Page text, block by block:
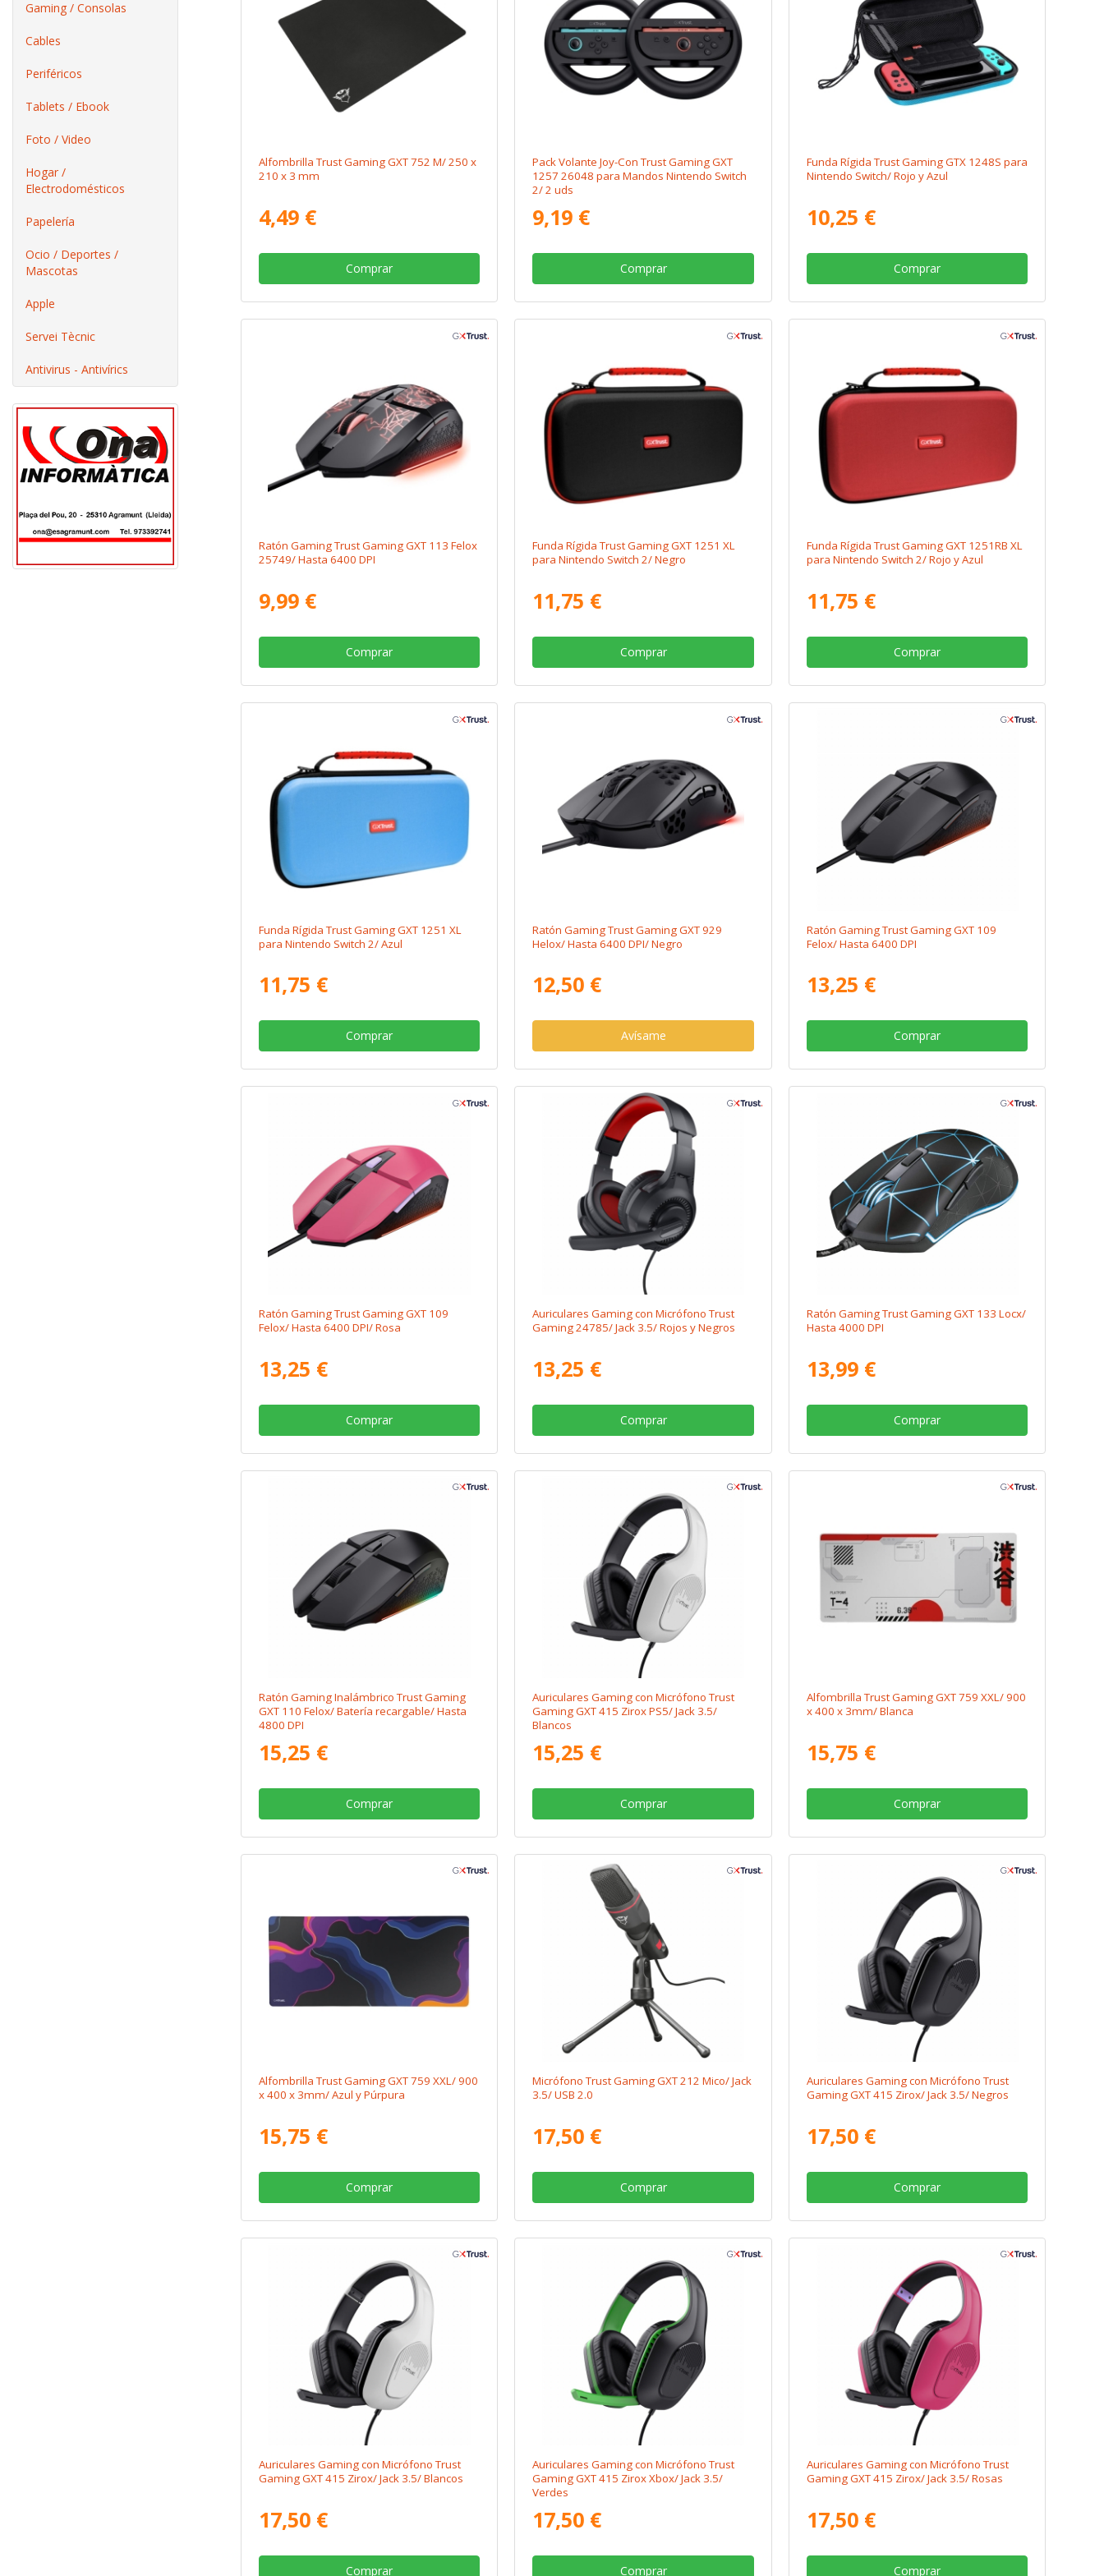
Gaming / Consolas
Cables
Periféricos
Tablets / Ebook
Foto / Video
Hogar /
Electrodomésticos
Papelería
Ocio / Deportes /
Mascotas
Apple
Servei Tècnic
Antivirus - Antivírics
Alfombrilla Trust Gaming GXT 752 M/ 250 x
210 x 3 mm
4,49 €
Comprar
Pack Volante Joy-Con Trust Gaming GXT
1257 26048 para Mandos Nintendo Switch
2/ 2 uds
9,19 €
Comprar
Funda Rígida Trust Gaming GTX 1248S para
Nintendo Switch/ Rojo y Azul
10,25 €
Comprar
Ratón Gaming Trust Gaming GXT 113 Felox
25749/ Hasta 6400 DPI
9,99 €
Comprar
Funda Rígida Trust Gaming GXT 1251 XL
para Nintendo Switch 2/ Negro
11,75 €
Comprar
Funda Rígida Trust Gaming GXT 1251RB XL
para Nintendo Switch 2/ Rojo y Azul
11,75 €
Comprar
Funda Rígida Trust Gaming GXT 1251 XL
para Nintendo Switch 2/ Azul
11,75 €
Comprar
Ratón Gaming Trust Gaming GXT 929
Helox/ Hasta 6400 DPI/ Negro
12,50 €
Avísame
Ratón Gaming Trust Gaming GXT 109
Felox/ Hasta 6400 DPI
13,25 €
Comprar
Ratón Gaming Trust Gaming GXT 109
Felox/ Hasta 6400 DPI/ Rosa
13,25 €
Comprar
Auriculares Gaming con Micrófono Trust
Gaming 24785/ Jack 3.5/ Rojos y Negros
13,25 €
Comprar
Ratón Gaming Trust Gaming GXT 133 Locx/
Hasta 4000 DPI
13,99 €
Comprar
Ratón Gaming Inalámbrico Trust Gaming
GXT 110 Felox/ Batería recargable/ Hasta
4800 DPI
15,25 €
Comprar
Auriculares Gaming con Micrófono Trust
Gaming GXT 415 Zirox PS5/ Jack 3.5/
Blancos
15,25 €
Comprar
Alfombrilla Trust Gaming GXT 759 XXL/ 900
x 400 x 3mm/ Blanca
15,75 €
Comprar
Alfombrilla Trust Gaming GXT 759 XXL/ 900
x 400 x 3mm/ Azul y Púrpura
15,75 €
Comprar
Micrófono Trust Gaming GXT 212 Mico/ Jack
3.5/ USB 2.0
17,50 €
Comprar
Auriculares Gaming con Micrófono Trust
Gaming GXT 415 Zirox/ Jack 3.5/ Negros
17,50 €
Comprar
Auriculares Gaming con Micrófono Trust
Gaming GXT 415 Zirox/ Jack 3.5/ Blancos
17,50 €
Comprar
Auriculares Gaming con Micrófono Trust
Gaming GXT 415 Zirox Xbox/ Jack 3.5/
Verdes
17,50 €
Comprar
Auriculares Gaming con Micrófono Trust
Gaming GXT 415 Zirox/ Jack 3.5/ Rosas
17,50 €
Comprar